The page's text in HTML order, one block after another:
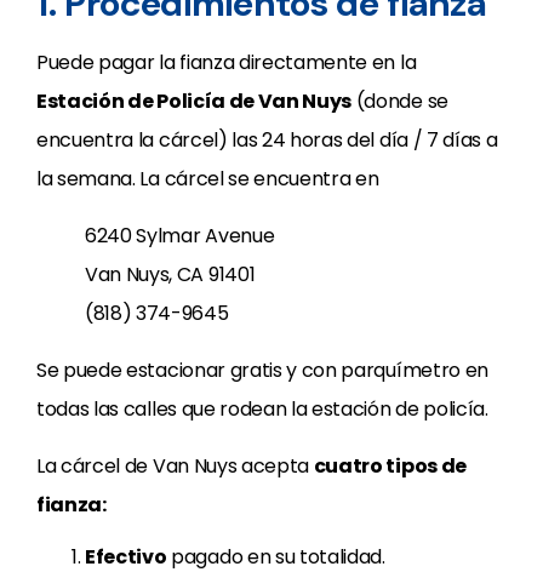
Puede pagar la fianza directamente en la
Estación de Policía de Van Nuys (donde se
encuentra la cárcel) las 24 horas del día / 7 días a
la semana. La cárcel se encuentra en
6240 Sylmar Avenue
Van Nuys, CA 91401
(818) 374-9645
Se puede estacionar gratis y con parquímetro en
todas las calles que rodean la estación de policía.
La cárcel de Van Nuys acepta cuatro tipos de
fianza:
Efectivo pagado en su totalidad.